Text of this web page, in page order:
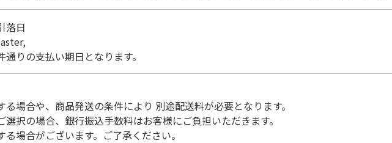
落日
りの支払い期日となります。
場合や、商品発送の条件により 別途配送料が必要となります。
択の場合、銀行振込手数料はお客様にご負担いただきます。
場合がございます。ご了承ください。